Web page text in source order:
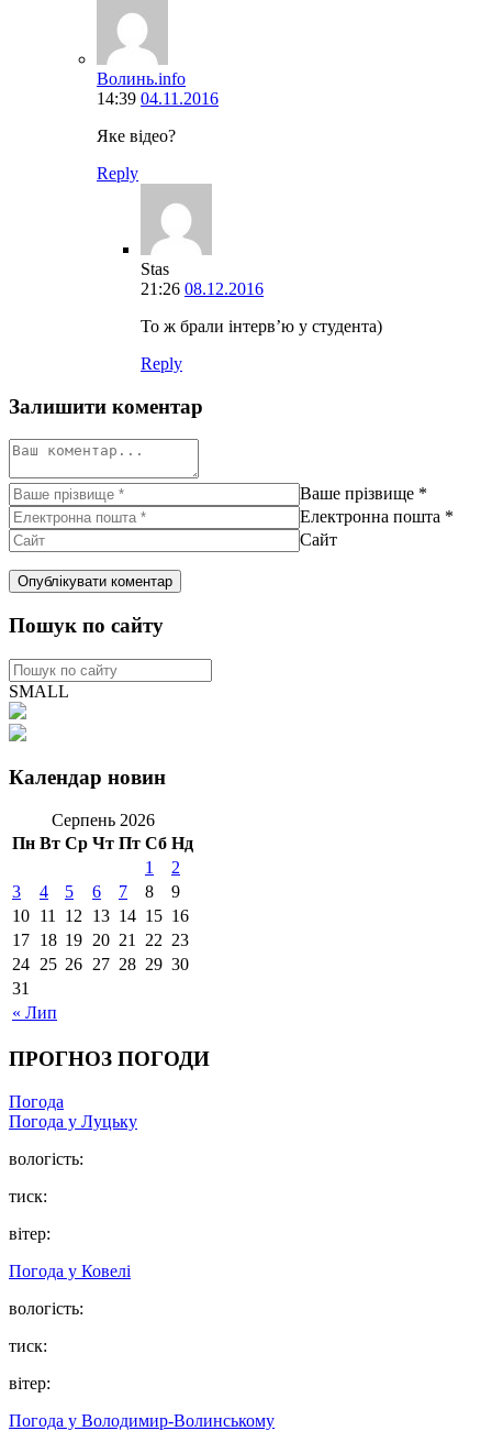
Волинь.info
14:39 04.11.2016
Яке відео?
Reply
Stas
21:26 08.12.2016
То ж брали інтерв’ю у студента)
Reply
Залишити коментар
Ваше прізвище *
Електронна пошта *
Сайт
Пошук по сайту
SMALL
Календар новин
Серпень 2026
Пн Вт Ср Чт Пт Сб Нд
« Лип
1
2
3
4 5 6 7 8
9
10 11 12 13 14 15 16
17 18 19 20 21 22 23
24 25 26 27 28 29 30
31
ПРОГНОЗ ПОГОДИ
Погода
Погода у Луцьку
вологість:
тиск:
вітер:
Погода у Ковелі
вологість:
тиск:
вітер:
Погода у Володимир-Волинському